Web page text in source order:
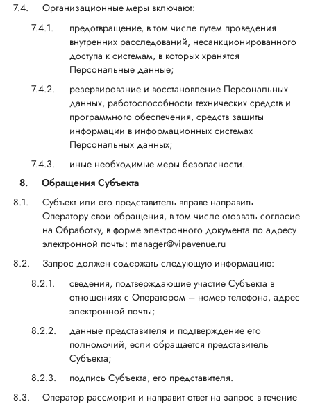
Организационные меры включают:
предотвращение, в том числе путем проведения
внутренних расследований, несанкционированного
доступа к системам, в которых хранятся
Персональные данные;
резервирование и восстановление Персональных
данных, работоспособности технических средств и
программного обеспечения, средств защиты
информации в информационных системах
Персональных данных;
иные необходимые меры безопасности.
8.
Обращения Субъекта
Субъект или его представитель вправе направить
Оператору свои обращения, в том числе отозвать согласие
на Обработку, в форме электронного документа по адресу
электронной почты: manager@vipavenue.ru
Запрос должен содержать следующую информацию:
сведения, подтверждающие участие Субъекта в
отношениях с Оператором – номер телефона, адрес
электронной почты;
данные представителя и подтверждение его
полномочий, если обращается представитель
Субъекта;
подпись Субъекта, его представителя.
Оператор рассмотрит и направит ответ на запрос в течение